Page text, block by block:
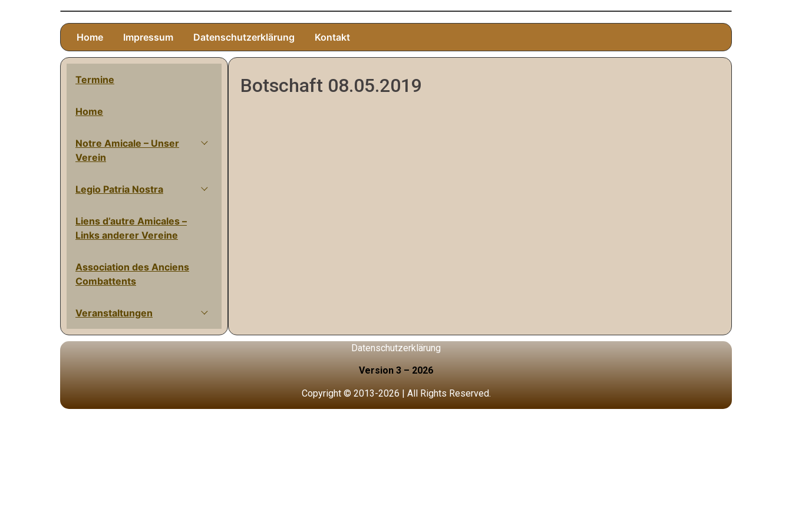
Home Impressum Datenschutzerklärung Kontakt
Termine
Home
Notre Amicale – Unser
Verein
Legio Patria Nostra
Liens d’autre Amicales –
Links anderer Vereine
Association des Anciens
Combattents
Veranstaltungen
Botschaft 08.05.2019
Datenschutzerklärung
Version 3 – 2026
Copyright © 2013-2026 | All Rights Reserved.